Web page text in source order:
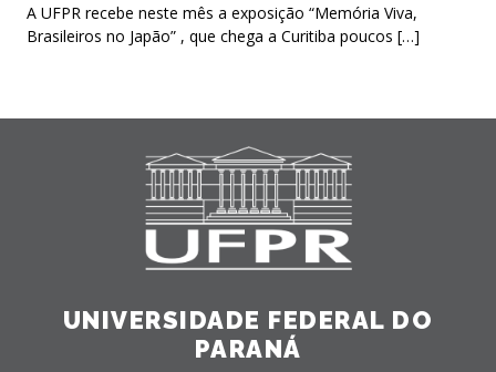
A UFPR recebe neste mês a exposição “Memória Viva,
Brasileiros no Japão” , que chega a Curitiba poucos […]
UNIVERSIDADE FEDERAL DO
PARANÁ